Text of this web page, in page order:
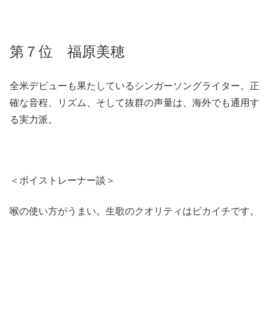
第７位 福原美穂
全米デビューも果たしているシンガーソングライター。正
確な音程、リズム、そして抜群の声量は、海外でも通用す
る実力派。
＜ボイストレーナー談＞
喉の使い方がうまい。生歌のクオリティはピカイチです。